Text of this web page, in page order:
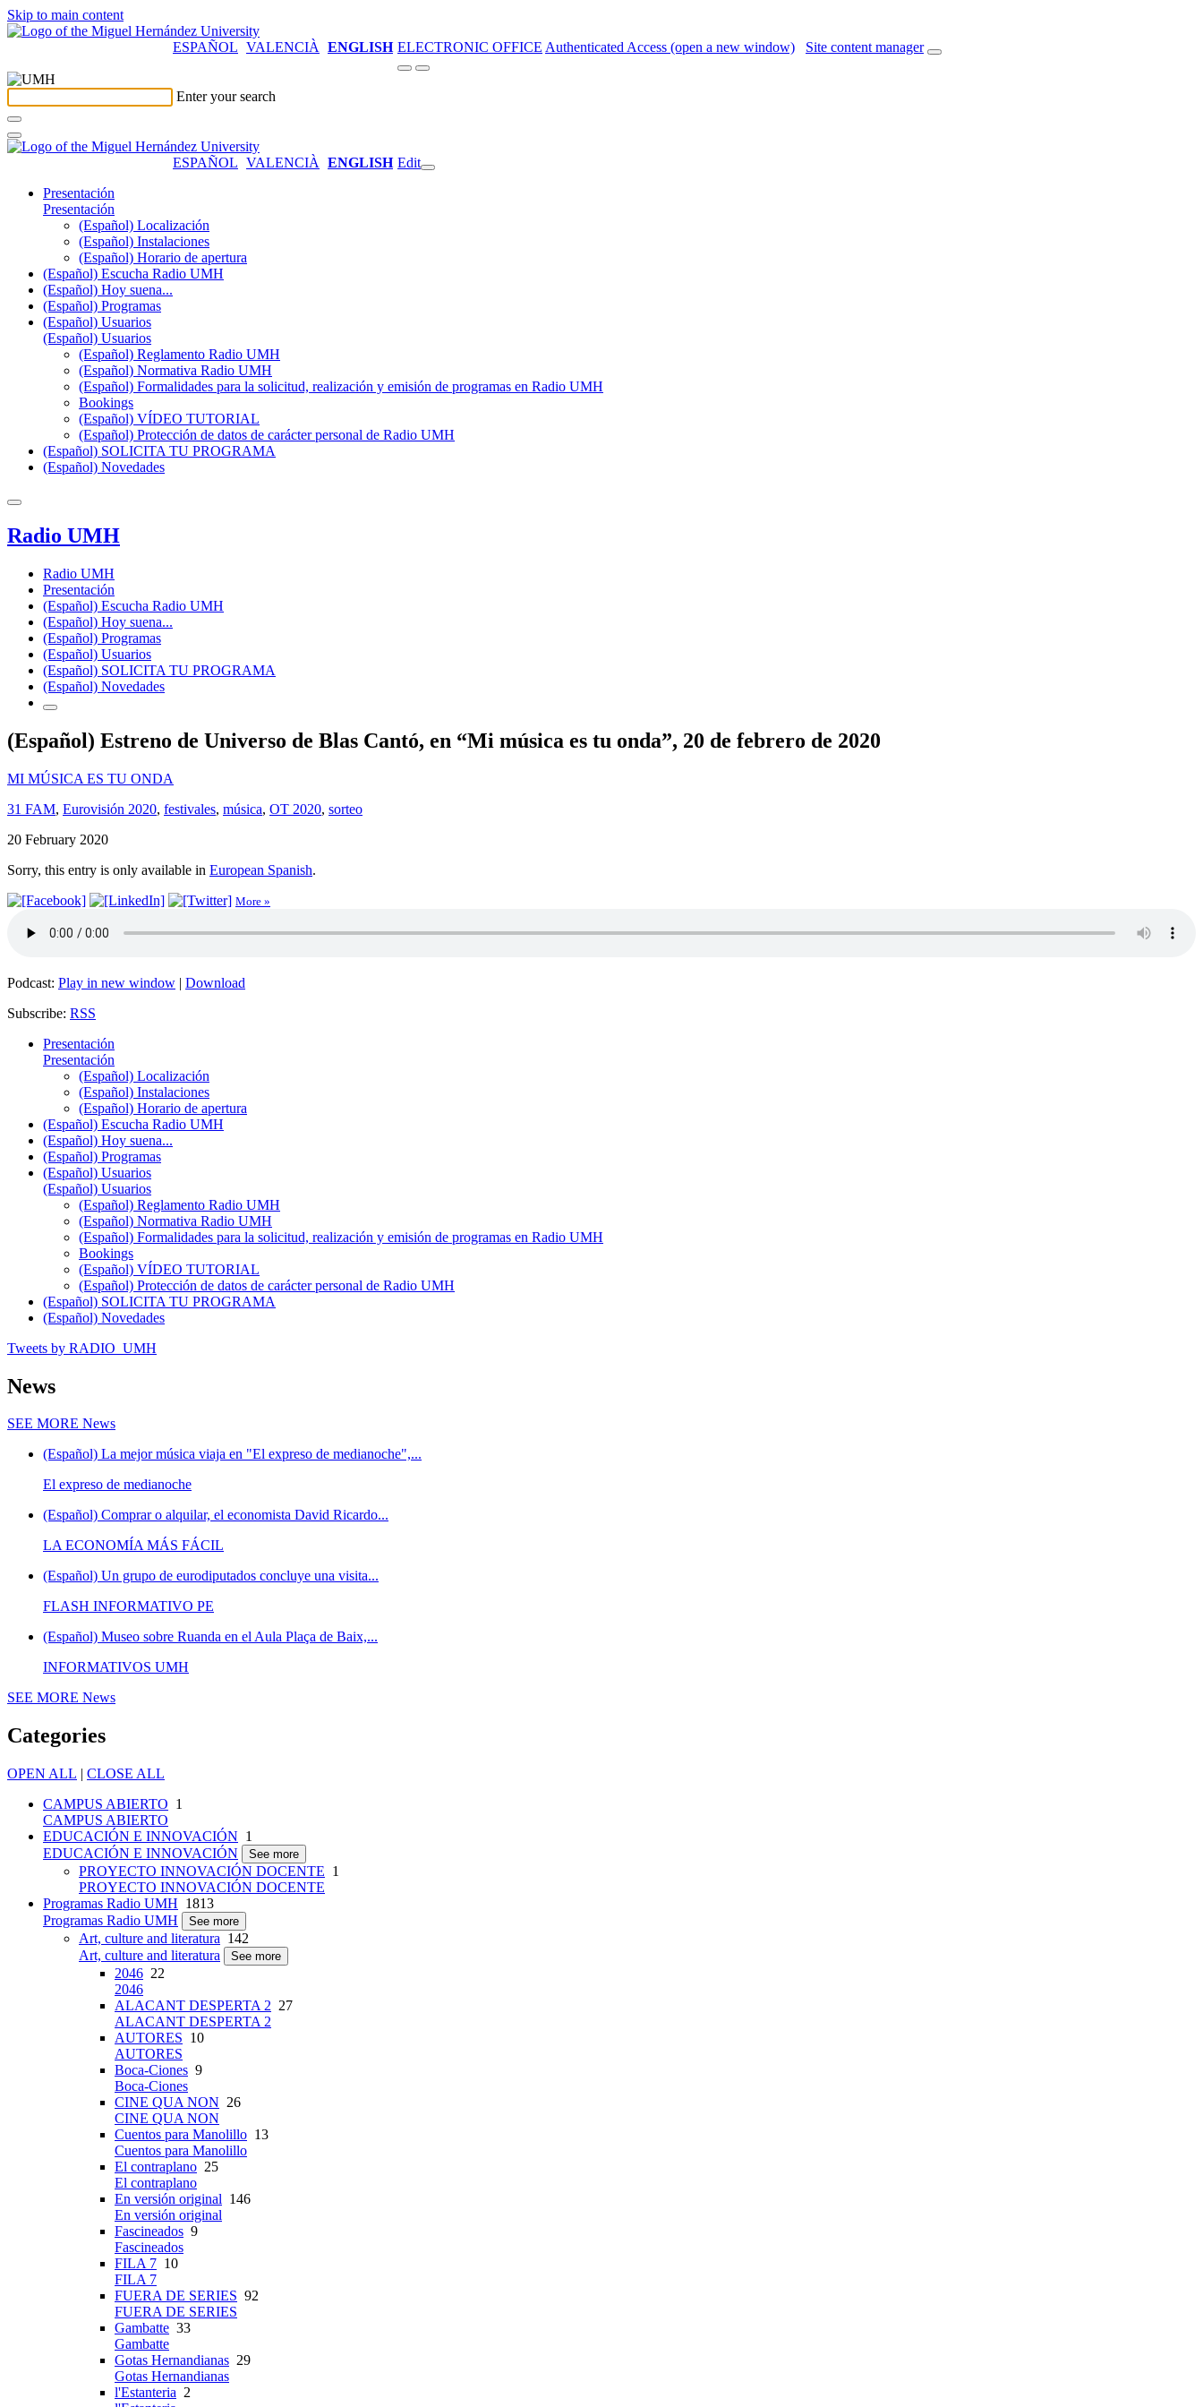
Skip to main content
ESPAÑOL VALENCIÀ ENGLISH ELECTRONIC OFFICE Authenticated Access (open a new window) Site content manager
Enter your search
ESPAÑOL VALENCIÀ ENGLISH Edit
Presentación
Presentación
(Español) Localización
(Español) Instalaciones
(Español) Horario de apertura
(Español) Escucha Radio UMH
(Español) Hoy suena...
(Español) Programas
(Español) Usuarios
(Español) Usuarios
(Español) Reglamento Radio UMH
(Español) Normativa Radio UMH
(Español) Formalidades para la solicitud, realización y emisión de programas en Radio UMH
Bookings
(Español) VÍDEO TUTORIAL
(Español) Protección de datos de carácter personal de Radio UMH
(Español) SOLICITA TU PROGRAMA
(Español) Novedades
Radio UMH
Radio UMH
Presentación
(Español) Escucha Radio UMH
(Español) Hoy suena...
(Español) Programas
(Español) Usuarios
(Español) SOLICITA TU PROGRAMA
(Español) Novedades
(Español) Estreno de Universo de Blas Cantó, en “Mi música es tu onda”, 20 de febrero de 2020
MI MÚSICA ES TU ONDA
31 FAM, Eurovisión 2020, festivales, música, OT 2020, sorteo
20 February 2020
Sorry, this entry is only available in European Spanish.
More »
Podcast: Play in new window | Download
Subscribe: RSS
Presentación
Presentación
(Español) Localización
(Español) Instalaciones
(Español) Horario de apertura
(Español) Escucha Radio UMH
(Español) Hoy suena...
(Español) Programas
(Español) Usuarios
(Español) Usuarios
(Español) Reglamento Radio UMH
(Español) Normativa Radio UMH
(Español) Formalidades para la solicitud, realización y emisión de programas en Radio UMH
Bookings
(Español) VÍDEO TUTORIAL
(Español) Protección de datos de carácter personal de Radio UMH
(Español) SOLICITA TU PROGRAMA
(Español) Novedades
Tweets by RADIO_UMH
News
SEE MORE News
(Español) La mejor música viaja en "El expreso de medianoche",...
El expreso de medianoche
(Español) Comprar o alquilar, el economista David Ricardo...
LA ECONOMÍA MÁS FÁCIL
(Español) Un grupo de eurodiputados concluye una visita...
FLASH INFORMATIVO PE
(Español) Museo sobre Ruanda en el Aula Plaça de Baix,...
INFORMATIVOS UMH
SEE MORE News
Categories
OPEN ALL | CLOSE ALL
CAMPUS ABIERTO 1
CAMPUS ABIERTO
EDUCACIÓN E INNOVACIÓN 1
EDUCACIÓN E INNOVACIÓN
See more
PROYECTO INNOVACIÓN DOCENTE 1
PROYECTO INNOVACIÓN DOCENTE
Programas Radio UMH 1813
Programas Radio UMH
See more
Art, culture and literatura 142
Art, culture and literatura
See more
2046 22
2046
ALACANT DESPERTA 2 27
ALACANT DESPERTA 2
AUTORES 10
AUTORES
Boca-Ciones 9
Boca-Ciones
CINE QUA NON 26
CINE QUA NON
Cuentos para Manolillo 13
Cuentos para Manolillo
El contraplano 25
El contraplano
En versión original 146
En versión original
Fascineados 9
Fascineados
FILA 7 10
FILA 7
FUERA DE SERIES 92
FUERA DE SERIES
Gambatte 33
Gambatte
Gotas Hernandianas 29
Gotas Hernandianas
l'Estanteria 2